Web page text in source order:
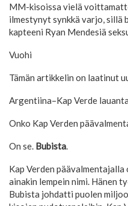
MM-kisoissa vielä
ilmestynyt synkkä varjo, sillä
kapteeni Ryan Mendesiä
Vuohi
Tämän artikkelin on laatinut
Argentiina–Kap Verde
Onko Kap Verden
On se. Bubista.
Kap Verden
ainakin lempein nimi. Hänen
Bubista johdatti puolen